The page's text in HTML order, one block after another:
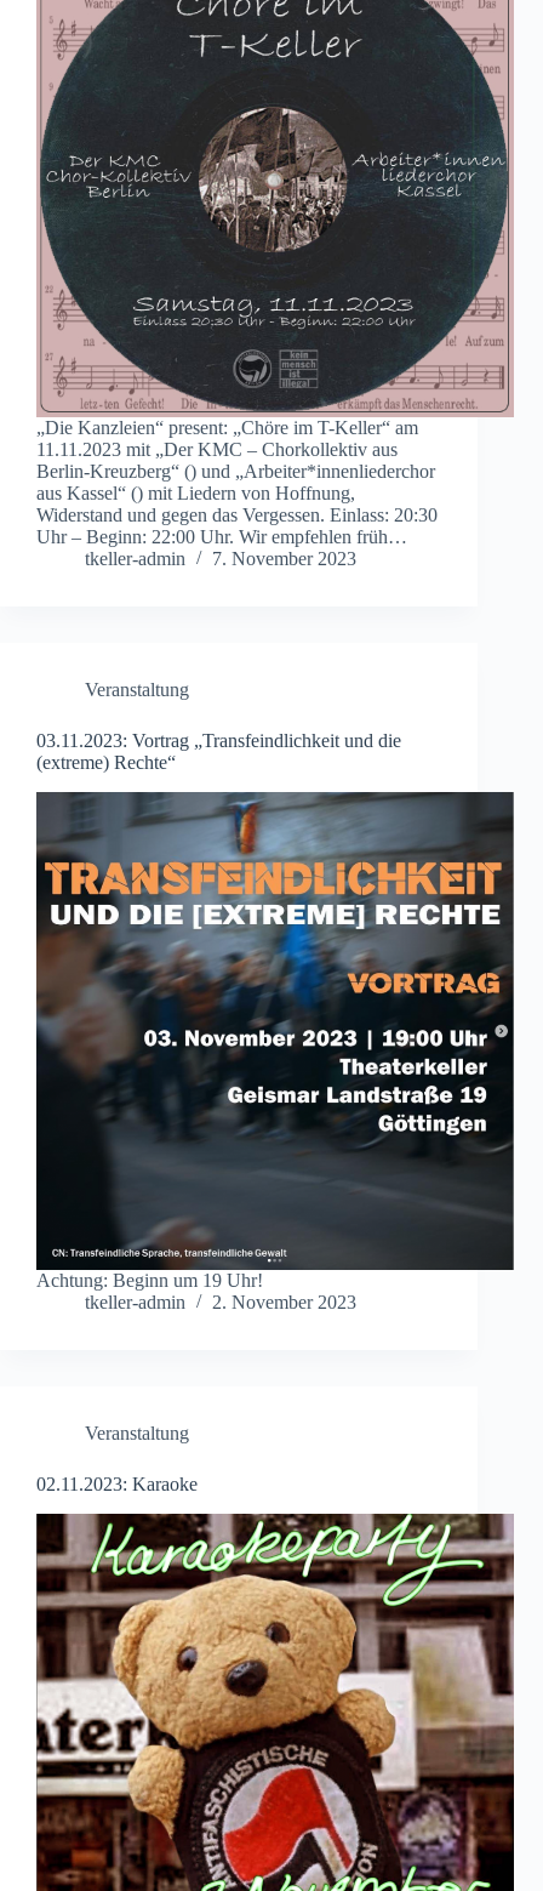
„Die Kanzleien“ present: „Chöre im T-Keller“ am
11.11.2023 mit „Der KMC – Chorkollektiv aus
Berlin-Kreuzberg“ () und „Arbeiter*innenliederchor
aus Kassel“ () mit Liedern von Hoffnung,
Widerstand und gegen das Vergessen. Einlass: 20:30
Uhr – Beginn: 22:00 Uhr. Wir empfehlen früh…
tkeller-admin
7. November 2023
Veranstaltung
03.11.2023: Vortrag „Transfeindlichkeit und die
(extreme) Rechte“
Achtung: Beginn um 19 Uhr!
tkeller-admin
2. November 2023
Veranstaltung
02.11.2023: Karaoke